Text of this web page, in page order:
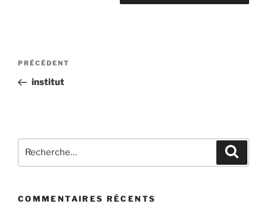
Navigation
l’article
Article
précédent
PRÉCÉDENT
institut
pour
COMMENTAIRES RÉCENTS